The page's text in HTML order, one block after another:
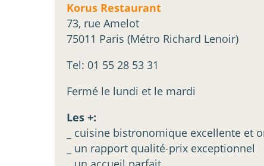
Korus Restaurant
73, rue Amelot
75011 Paris (Métro Richard Lenoir)
Tel: 01 55 28 53 31
Fermé le lundi et le mardi
Les +:
_ cuisine bistronomique excellente et
_ un rapport qualité-prix exceptionnel